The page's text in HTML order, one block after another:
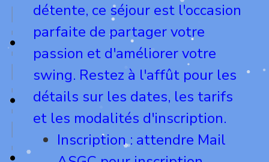
détente, ce séjour est l'occasion
parfaite de partager votre
passion et d'améliorer votre
swing. Restez à l'affût pour les
détails sur les dates, les tarifs
et les modalités d'inscription.
Inscription : attendre Mail